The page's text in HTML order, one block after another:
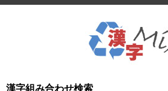
漢字組み合わせ検索